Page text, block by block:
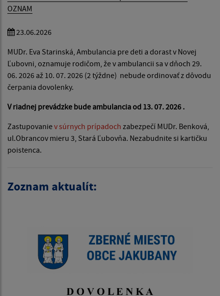
OZNAM
23.06.2026
MUDr. Eva Starinská, Ambulancia pre deti a dorast v Novej
Ľubovni, oznamuje rodičom, že v ambulancii sa v dňoch 29.
06. 2026 až 10. 07. 2026 (2 týždne) nebude ordinovať z dôvodu
čerpania dovolenky.
V riadnej prevádzke bude ambulancia od 13. 07. 2026 .
Zastupovaniev súrnych prípadoch zabezpečí MUDr. Benková,
ul.Obrancov mieru 3, Stará Ľubovňa. Nezabudnite si kartičku
poistenca.
Zoznam aktualít: